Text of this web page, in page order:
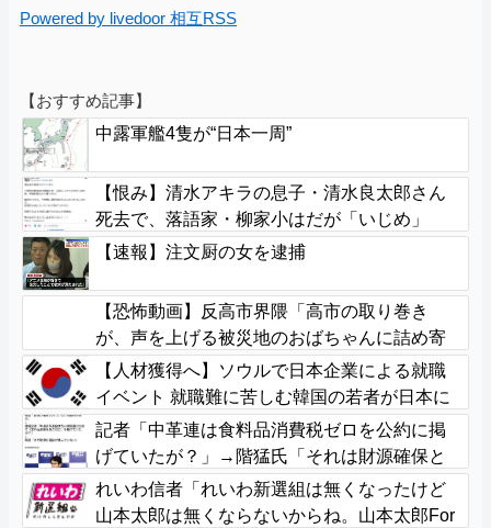
Powered by livedoor 相互RSS
【おすすめ記事】
中露軍艦4隻が“日本一周”
【恨み】清水アキラの息子・清水良太郎さん
死去で、落語家・柳家小はだが「いじめ」
「暴行」被害告発
【速報】注文厨の女を逮捕
【恐怖動画】反高市界隈「高市の取り巻き
が、声を上げる被災地のおばちゃんに詰め寄
ってるぅ！」→よく聞くと何やらヤバいこと
を言っていると話題に…
【人材獲得へ】ソウルで日本企業による就職
イベント 就職難に苦しむ韓国の若者が日本に
注目
記者「中革連は食料品消費税ゼロを公約に掲
げていたが？」→階猛氏「それは財源確保と
いう条件付き」
れいわ信者「れいわ新選組は無くなったけど
山本太郎は無くならないからね。山本太郎For